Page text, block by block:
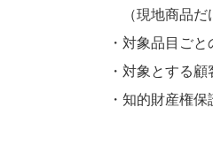
（現地商品だ
・対象品目ご
・対象とする
・知的財産権